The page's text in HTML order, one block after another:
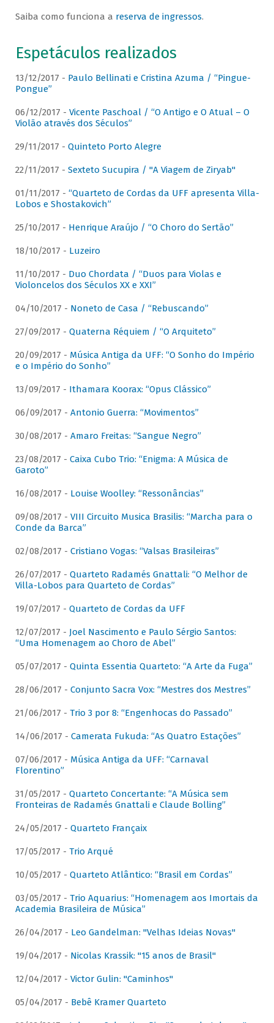
Saiba como funciona a reserva de ingressos.
Espetáculos realizados
13/12/2017 - Paulo Bellinati e Cristina Azuma / “Pingue-
Pongue”
06/12/2017 - Vicente Paschoal / “O Antigo e O Atual – O
Violão através dos Séculos”
29/11/2017 - Quinteto Porto Alegre
22/11/2017 - Sexteto Sucupira / "A Viagem de Ziryab"
01/11/2017 - “Quarteto de Cordas da UFF apresenta Villa-
Lobos e Shostakovich”
25/10/2017 - Henrique Araújo / “O Choro do Sertão”
18/10/2017 - Luzeiro
11/10/2017 - Duo Chordata / “Duos para Violas e
Violoncelos dos Séculos XX e XXI”
04/10/2017 - Noneto de Casa / “Rebuscando”
27/09/2017 - Quaterna Réquiem / “O Arquiteto”
20/09/2017 - Música Antiga da UFF: “O Sonho do Império
e o Império do Sonho”
13/09/2017 - Ithamara Koorax: “Opus Clássico”
06/09/2017 - Antonio Guerra: “Movimentos”
30/08/2017 - Amaro Freitas: “Sangue Negro”
23/08/2017 - Caixa Cubo Trio: “Enigma: A Música de
Garoto”
16/08/2017 - Louise Woolley: “Ressonâncias”
09/08/2017 - VIII Circuito Musica Brasilis: “Marcha para o
Conde da Barca”
02/08/2017 - Cristiano Vogas: “Valsas Brasileiras”
26/07/2017 - Quarteto Radamés Gnattali: “O Melhor de
Villa-Lobos para Quarteto de Cordas”
19/07/2017 - Quarteto de Cordas da UFF
12/07/2017 - Joel Nascimento e Paulo Sérgio Santos:
“Uma Homenagem ao Choro de Abel”
05/07/2017 - Quinta Essentia Quarteto: “A Arte da Fuga”
28/06/2017 - Conjunto Sacra Vox: “Mestres dos Mestres”
21/06/2017 - Trio 3 por 8: “Engenhocas do Passado”
14/06/2017 - Camerata Fukuda: “As Quatro Estações”
07/06/2017 - Música Antiga da UFF: “Carnaval
Florentino”
31/05/2017 - Quarteto Concertante: “A Música sem
Fronteiras de Radamés Gnattali e Claude Bolling”
24/05/2017 - Quarteto Françaix
17/05/2017 - Trio Arqué
10/05/2017 - Quarteto Atlântico: “Brasil em Cordas”
03/05/2017 - Trio Aquarius: “Homenagem aos Imortais da
Academia Brasileira de Música”
26/04/2017 - Leo Gandelman: "Velhas Ideias Novas"
19/04/2017 - Nicolas Krassik: "15 anos de Brasil"
12/04/2017 - Victor Gulin: "Caminhos"
05/04/2017 - Bebê Kramer Quarteto